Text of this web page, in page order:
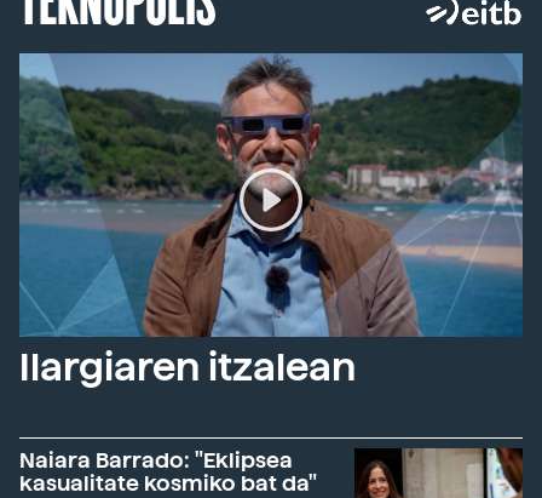
Ilargiaren itzalean
Naiara Barrado: "Eklipsea
kasualitate kosmiko bat da"